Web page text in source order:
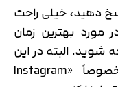
دهید، خیلی راحت
مورد بهترین زمان
شوید. البته در این
میان ابزارهای آنالیز اینستاگرام خصوصاً «Instagram